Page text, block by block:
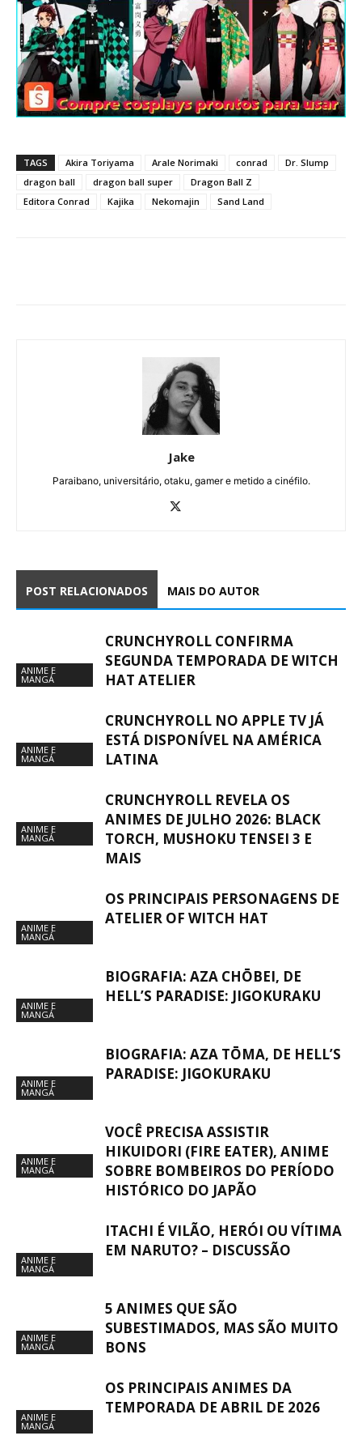
TAGS Akira Toriyama Arale Norimaki conrad
Dr. Slump
dragon ball
dragon ball super
Dragon Ball Z
Editora Conrad
Kajika Nekomajin Sand Land
Jake
Paraibano, universitário, otaku, gamer e metido a cinéfilo.
POST RELACIONADOS MAIS DO AUTOR
ANIME E
MANGÁ
CRUNCHYROLL CONFIRMA
SEGUNDA TEMPORADA DE WITCH
HAT ATELIER
ANIME E
MANGÁ
CRUNCHYROLL NO APPLE TV JÁ
ESTÁ DISPONÍVEL NA AMÉRICA
LATINA
ANIME E
MANGÁ
CRUNCHYROLL REVELA OS
ANIMES DE JULHO 2026: BLACK
TORCH, MUSHOKU TENSEI 3 E
MAIS
ANIME E
MANGÁ
OS PRINCIPAIS PERSONAGENS DE
ATELIER OF WITCH HAT
ANIME E
MANGÁ
BIOGRAFIA: AZA CHŌBEI, DE
HELL’S PARADISE: JIGOKURAKU
ANIME E
MANGÁ
BIOGRAFIA: AZA TŌMA, DE HELL’S
PARADISE: JIGOKURAKU
ANIME E
MANGÁ
VOCÊ PRECISA ASSISTIR
HIKUIDORI (FIRE EATER), ANIME
SOBRE BOMBEIROS DO PERÍODO
HISTÓRICO DO JAPÃO
ANIME E
MANGÁ
ITACHI É VILÃO, HERÓI OU VÍTIMA
EM NARUTO? – DISCUSSÃO
ANIME E
MANGÁ
5 ANIMES QUE SÃO
SUBESTIMADOS, MAS SÃO MUITO
BONS
ANIME E
MANGÁ
OS PRINCIPAIS ANIMES DA
TEMPORADA DE ABRIL DE 2026